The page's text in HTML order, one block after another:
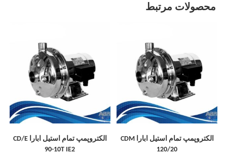
محصولات مرتبط
الکتروپمپ تمام استیل ابارا CDM
120/20
الکتروپمپ تمام استیل ابارا CD/E
90-10T IE2